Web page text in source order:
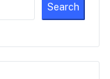
Search